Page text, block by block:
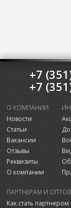
+7
+7
О КОМПАНИИ
Новости
Статьи
Вакансии
Отзывы
Реквизиты
О компании
ПАРТНЕРАМ И
Как стать партнером